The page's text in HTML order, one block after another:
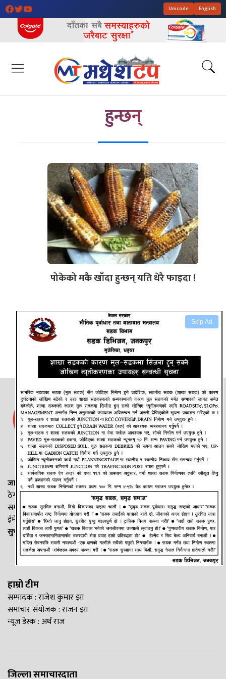
Skip Ad
Unicode English
हुन्छन्
पोकेको मकै खाँदा हुन्छन् यति धेरै फाइदा !
जानकी न्यूज नेटवर्क
ठेगाना: लक्ष्मीनियाँ -७, मधेश प्रदेश
सम्पर्क नं. : +977-9844100829
ईमेल:Madheshtopnews@gmail.com
सुचना विभाग दर्ता नं. २५४०/२०७७/७८
हाम्रो टीम
सम्पादक : राजेश कुमार झा
समाचार संयोजक : राजन झा
न्यूज डेस्क : अर्थ राज
जिल्ला समाचारदाता